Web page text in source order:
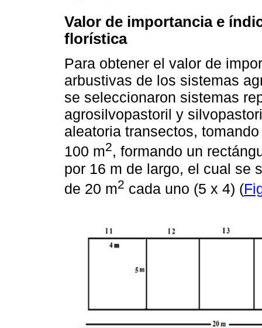
Valor de importancia e
florística
Para obtener el valor de
arbustivas de los sistemas
se seleccionaron sistemas
agrosilvopastoril y
aleatoria transectos,
100 m2, formando un
por 16 m de largo, el cual se
de 20 m2 cada uno (5 x 4) (